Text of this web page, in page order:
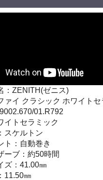
：ZENITH(ゼニス)
ァイ クラシック ホワイトセ
01.R792
イトセラミック
スケルトン
ト：自動巻き
ーブ：約50時間
ズ：41.00㎜
11.50㎜